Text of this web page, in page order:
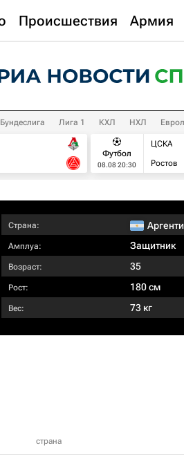
Происшествия Армия
Бундеслига Лига 1 КХЛ НХЛ
Футбол
08.08 20:30
ЦСКА
Ростов
Страна:
Амплуа: Защитник
Возраст: 35
Рост: 180 см
Вес: 73 кг
страна